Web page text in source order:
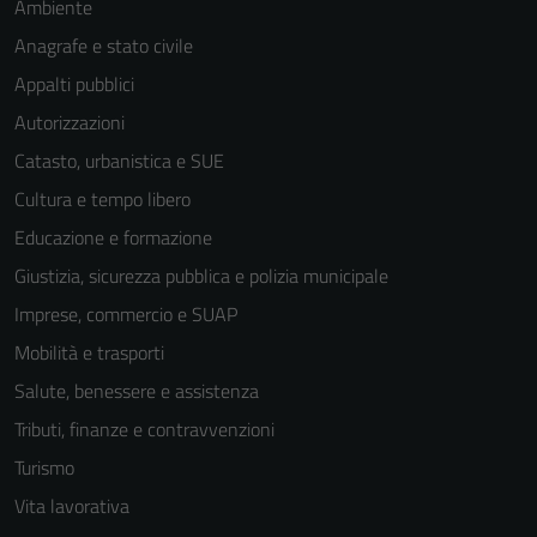
Ambiente
Anagrafe e stato civile
Appalti pubblici
Autorizzazioni
Catasto, urbanistica e SUE
Cultura e tempo libero
Educazione e formazione
Giustizia, sicurezza pubblica e polizia municipale
Imprese, commercio e SUAP
Mobilità e trasporti
Salute, benessere e assistenza
Tributi, finanze e contravvenzioni
Turismo
Vita lavorativa